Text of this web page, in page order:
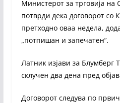
Министерот за трговија на
потврди дека договорот со
претходно оваа недела,
„потпишан и запечатен“.
Латник изјави за Блумберг
склучен два дена пред
Договорот следува по